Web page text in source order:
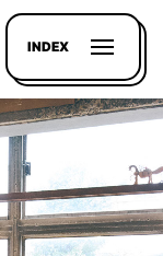
INDEX